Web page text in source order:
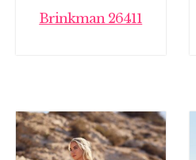
Brinkman 26411